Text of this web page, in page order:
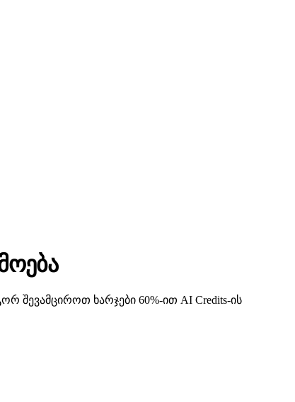
შევამციროთ ხარჯები 60%-ით AI Credits-ის